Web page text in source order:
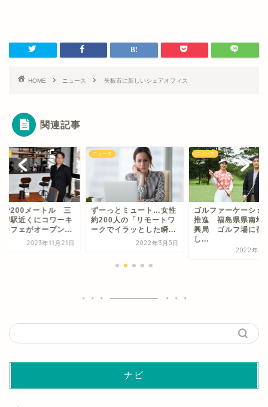
HOME ニュース 矢板市に新しいシェアオフィス
関連記事
で200メートル 三
岸駅近くにコワーキ
カフェがオープン...
2023年11月21日
ニュース
ずーっとミュート…女性
約200人の「リモートワ
ークでイラッとした瞬...
2022年3月5日
ニュース
ゴルファーケーショ
推進 福島県県南地
興局 ゴルフ場に宿
し...
2022年7
ナビ